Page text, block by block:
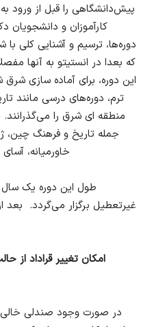
پیش‌دانشگاهی را قبل از ورود به
کارآموزان و دانشجویان
دوره‌ها، ترسیم و آشنایی کلی
که بعدا در انستیتو به آنها
این دوره، برای آماده سازی
ترم، دوره‌های درسی مانند
منطقه ای شرق را می‌گذرانند.
جمله تاریخ و فرهنگ چین،
خاورمیانه،
طول این دوره یک
غیرتعطیل برگزار می‌گردد. بعد
امکان تغییر قراداد از
در صورت وجود صندلی